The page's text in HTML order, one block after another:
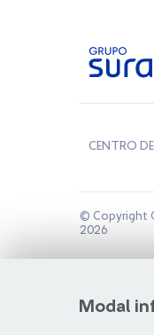
Modal
CENTRO
© Copyright
2026